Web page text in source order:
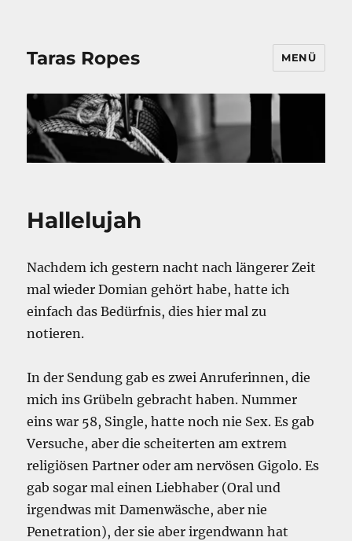
Taras Ropes MENÜ
Hallelujah
Nachdem ich gestern nacht nach längerer Zeit
mal wieder Domian gehört habe, hatte ich
einfach das Bedürfnis, dies hier mal zu
notieren.
In der Sendung gab es zwei Anruferinnen, die
mich ins Grübeln gebracht haben. Nummer
eins war 58, Single, hatte noch nie Sex. Es gab
Versuche, aber die scheiterten am extrem
religiösen Partner oder am nervösen Gigolo. Es
gab sogar mal einen Liebhaber (Oral und
irgendwas mit Damenwäsche, aber nie
Penetration), der sie aber irgendwann hat